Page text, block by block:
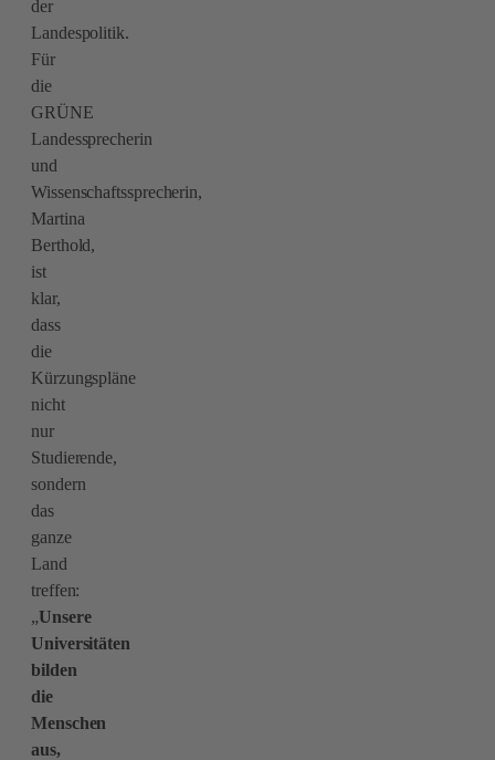
der
Landespolitik.
Für
die
GRÜNE
Landessprecherin
und
Wissenschaftssprecherin,
Martina
Berthold,
ist
klar,
dass
die
Kürzungspläne
nicht
nur
Studierende,
sondern
das
ganze
Land
treffen:
„Unsere
Universitäten
bilden
die
Menschen
aus,